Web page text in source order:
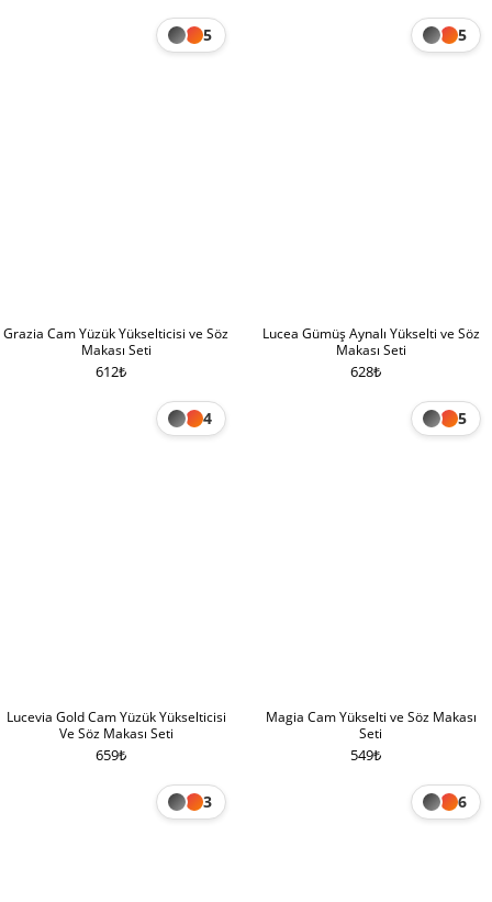
Grazia Cam Yüzük Yükselticisi ve Söz
Makası Seti
612₺
5
Lucea Gümüş Aynalı Yükselti ve Söz
Makası Seti
628₺
5
Lucevia Gold Cam Yüzük Yükselticisi
Ve Söz Makası Seti
659₺
4
Magia Cam Yükselti ve Söz Makası
Seti
549₺
5
3 6